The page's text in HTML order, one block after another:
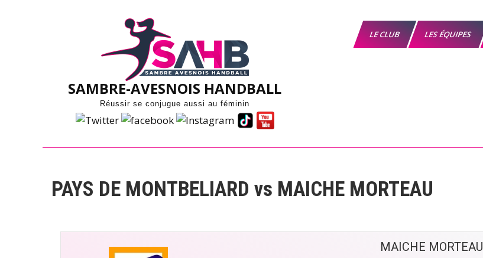
SAMBRE-AVESNOIS HANDBALL
Réussir se conjugue aussi au féminin
LE CLUB LES ÉQUIPES
PAYS DE MONTBELIARD vs MAICHE MORTEAU
MAICHE MORTEAU